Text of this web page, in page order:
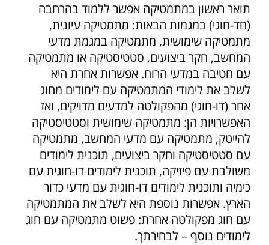
תואר ראשון במתמטיקה אפשר ללמוד בהרחבה
(חד-חוגי) במגמות הבאות: מתמטיקה עיונית,
מתמטיקה שימושית, מתמטיקה במגמת מדעי
המחשב, חקר ביצועים, סטטיסטיקה או מתמטיקה
עם חטיבה במדעי הרוח. אפשרות אחרת היא
לשלב את לימודי המתמטיקה עם לימודים מחוג
אחר (דו-חוגי) מהפקולטה למדעים מדויקים, ואז
האפשרויות הן: מתמטיקה שימושית וסטטיסטיקה
להייטק, מתמטיקה עם מדעי המחשב, מתמטיקה
עם סטטיסטיקה וחקר ביצועים, תוכנית לימודים
משולבת עם פיזיקה, תוכנית לימודים דו-חוגית עם
כימיה ותוכנית לימודים דו-חוגית עם מדעי כדור
הארץ. אפשרות נוספת היא לשלב את המתמטיקה
עם חוג מפקולטה אחרת: פשוט מתמטיקה עם חוג
לימודים נוסף – לבחירתך.